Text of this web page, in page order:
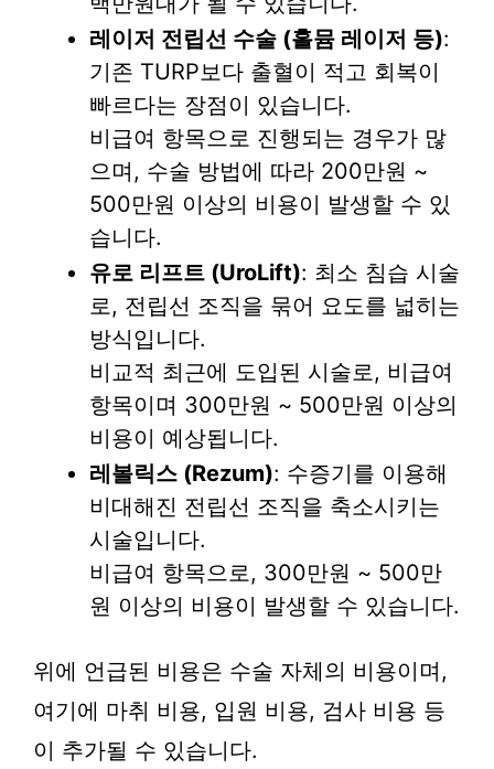
레이저 전립선 수술 (홀뮴 레이저 등):
기존 TURP보다 출혈이 적고 회복이
빠르다는 장점이 있습니다.
비급여 항목으로 진행되는 경우가 많
으며, 수술 방법에 따라 200만원 ~
500만원 이상의 비용이 발생할 수 있
습니다.
유로 리프트 (UroLift): 최소 침습 시술
로, 전립선 조직을 묶어 요도를 넓히는
방식입니다.
비교적 최근에 도입된 시술로, 비급여
항목이며 300만원 ~ 500만원 이상의
비용이 예상됩니다.
레볼릭스 (Rezum): 수증기를 이용해
비대해진 전립선 조직을 축소시키는
시술입니다.
비급여 항목으로, 300만원 ~ 500만
원 이상의 비용이 발생할 수 있습니다.
위에 언급된 비용은 수술 자체의 비용이며,
여기에 마취 비용, 입원 비용, 검사 비용 등
이 추가될 수 있습니다.